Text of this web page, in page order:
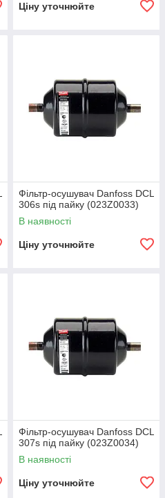
Ціну уточнюйте
Фільтр-осушувач Danfoss DCL
306s під пайку (023Z0033)
В наявності
Ціну уточнюйте
Фільтр-осушувач Danfoss DCL
307s під пайку (023Z0034)
В наявності
Ціну уточнюйте